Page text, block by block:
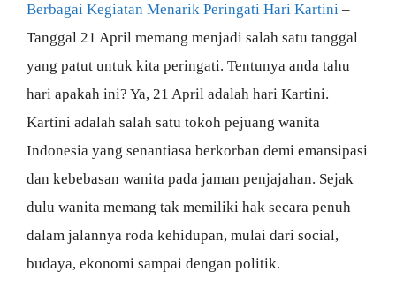
Berbagai Kegiatan Menarik Peringati Hari Kartini –
Tanggal 21 April memang menjadi salah satu tanggal
yang patut untuk kita peringati. Tentunya anda tahu
hari apakah ini? Ya, 21 April adalah hari Kartini.
Kartini adalah salah satu tokoh pejuang wanita
Indonesia yang senantiasa berkorban demi emansipasi
dan kebebasan wanita pada jaman penjajahan. Sejak
dulu wanita memang tak memiliki hak secara penuh
dalam jalannya roda kehidupan, mulai dari social,
budaya, ekonomi sampai dengan politik.